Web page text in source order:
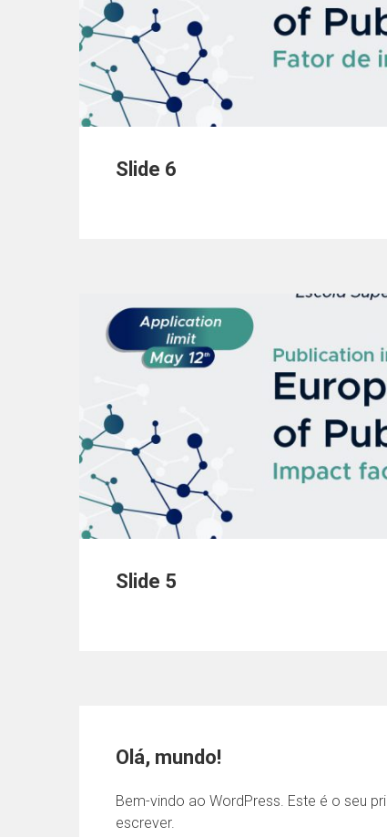
Slide 6
Slide 5
Olá, mundo!
Bem-vindo ao WordPress. Este é o seu
escrever.